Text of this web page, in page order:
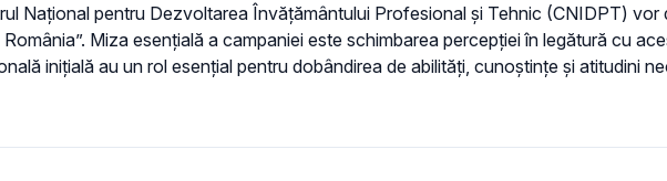
Național pentru Dezvoltarea Învățământului Profesional și Tehnic (CNIDPT) vor
Miza esențială a campaniei este schimbarea percepției în legătură cu
inițială au un rol esențial pentru dobândirea de abilități, cunoștințe și atitudini